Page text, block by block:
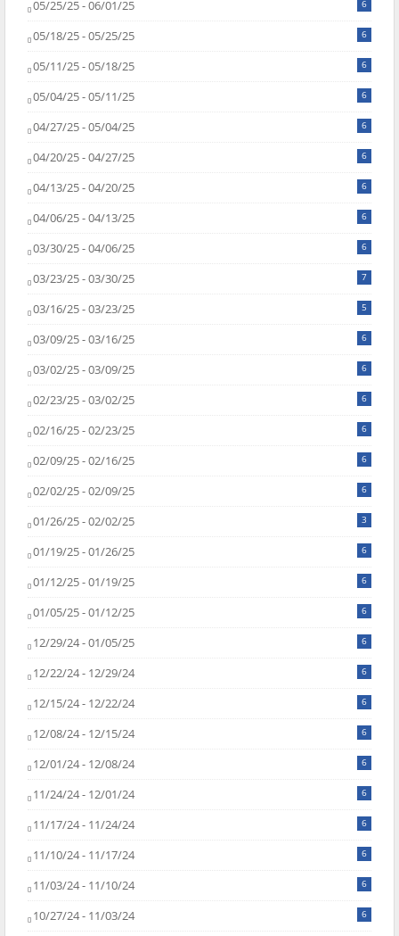
05/25/25 - 06/01/25 6
05/18/25 - 05/25/25 6
05/11/25 - 05/18/25 6
05/04/25 - 05/11/25 6
04/27/25 - 05/04/25 6
04/20/25 - 04/27/25 6
04/13/25 - 04/20/25 6
04/06/25 - 04/13/25 6
03/30/25 - 04/06/25 6
03/23/25 - 03/30/25 7
03/16/25 - 03/23/25 5
03/09/25 - 03/16/25 6
03/02/25 - 03/09/25 6
02/23/25 - 03/02/25 6
02/16/25 - 02/23/25 6
02/09/25 - 02/16/25 6
02/02/25 - 02/09/25 6
01/26/25 - 02/02/25 3
01/19/25 - 01/26/25 6
01/12/25 - 01/19/25 6
01/05/25 - 01/12/25 6
12/29/24 - 01/05/25 6
12/22/24 - 12/29/24 6
12/15/24 - 12/22/24 6
12/08/24 - 12/15/24 6
12/01/24 - 12/08/24 6
11/24/24 - 12/01/24 6
11/17/24 - 11/24/24 6
11/10/24 - 11/17/24 6
11/03/24 - 11/10/24 6
10/27/24 - 11/03/24 6